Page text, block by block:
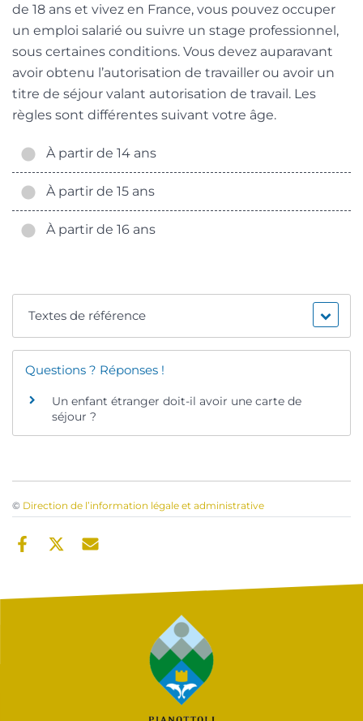
de 18 ans et vivez en France, vous pouvez occuper
un emploi salarié ou suivre un stage professionnel,
sous certaines conditions. Vous devez auparavant
avoir obtenu l’autorisation de travailler ou avoir un
titre de séjour valant autorisation de travail. Les
règles sont différentes suivant votre âge.
À partir de 14 ans
À partir de 15 ans
À partir de 16 ans
Textes de référence
Questions ? Réponses !
Un enfant étranger doit-il avoir une carte de
séjour ?
© Direction de l’information légale et administrative